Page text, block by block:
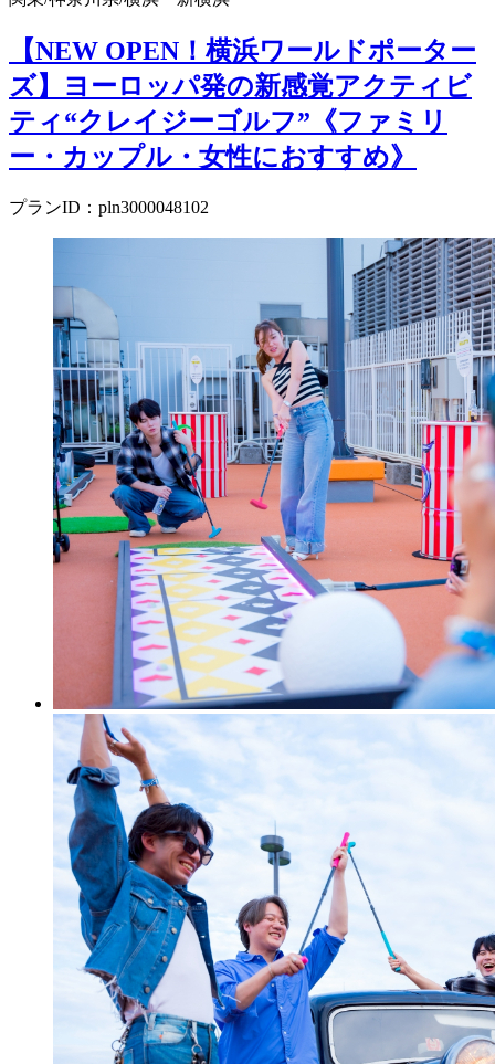
【NEW OPEN！横浜ワールドポーター
ズ】ヨーロッパ発の新感覚アクティビ
ティ“クレイジーゴルフ”《ファミリ
ー・カップル・女性におすすめ》
プランID：pln3000048102